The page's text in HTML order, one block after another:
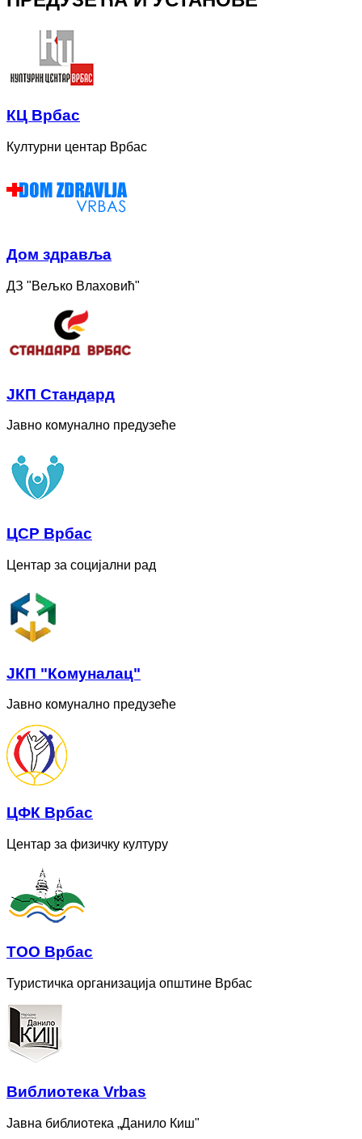
КЦ Врбас
Културни центар Врбас
Дом здравља
ДЗ "Вељко Влаховић"
ЈКП Стандард
Јавно комунално предузеће
ЦСР Врбас
Центар за социјални рад
ЈКП "Комуналац"
Јавно комунално предузеће
ЦФК Врбас
Центар за физичку културу
ТОО Врбас
Туристичка организација општине Врбас
Bиблиотека Vrbas
Јавна библиотека „Данило Киш"